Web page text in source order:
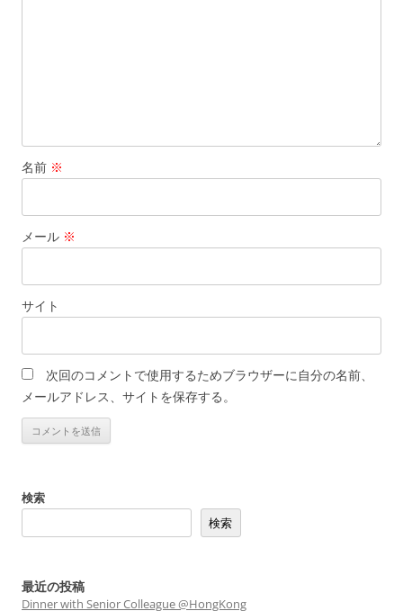
名前 ※
メール ※
サイト
次回のコメントで使用するためブラウザーに自分の名前、
メールアドレス、サイトを保存する。
検索
検索
最近の投稿
Dinner with Senior Colleague @HongKong